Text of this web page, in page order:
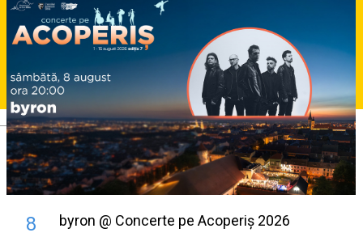
Deutsch
8 byron @ Concerte pe Acoperiș 2026